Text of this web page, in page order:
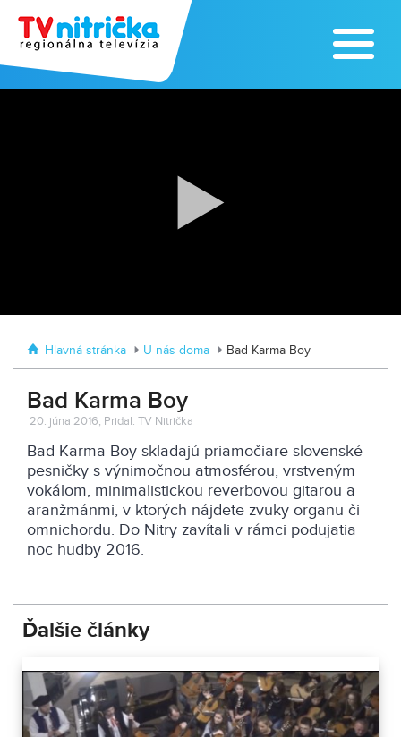
Zoo v Lužiankach
Hlavná stránka U nás doma Bad Karma Boy
Bad Karma Boy
20. júna 2016, Pridal: TV Nitrička
Bad Karma Boy skladajú priamočiare slovenské
pesničky s výnimočnou atmosférou, vrstveným
vokálom, minimalistickou reverbovou gitarou a
aranžmánmi, v ktorých nájdete zvuky organu či
omnichordu. Do Nitry zavítali v rámci podujatia
noc hudby 2016.
Ďalšie články